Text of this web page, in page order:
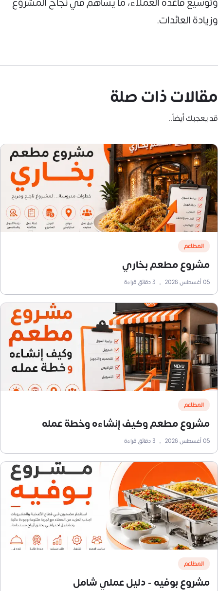
وزيادة العائدات.
مقالات ذات صلة
قد يعجبك أيضاً..
المطاعم
مشروع مطعم بخاري
05 أغسطس 2026 •
3دقائق قراءة
المطاعم
مشروع مطعم وكيف إنشاءه وخطة عمله
05 أغسطس 2026 •
3دقائق قراءة
المطاعم
مشروع بوفيه - دليل عملي شامل